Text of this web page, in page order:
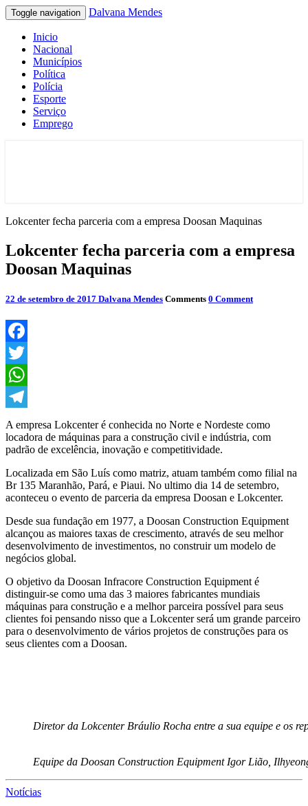
Toggle navigation Dalvana Mendes
Inicio
Nacional
Municípios
Política
Polícia
Esporte
Serviço
Emprego
Lokcenter fecha parceria com a empresa Doosan Maquinas
Lokcenter fecha parceria com a empresa
Doosan Maquinas
22 de setembro de 2017 Dalvana Mendes Comments 0 Comment
Facebook
Twitter
WhatsApp
Telegram
A empresa Lokcenter é conhecida no Norte e Nordeste como
locadora de máquinas para a construção civil e indústria, com
padrão de excelência, inovação e competitividade.
Localizada em São Luís como matriz, atuam também como filial na
Br 135 Maranhão, Pará, e Piaui. No ultimo dia 14 de setembro,
aconteceu o evento de parceria da empresa Doosan e Lokcenter.
Desde sua fundação em 1977, a Doosan Construction Equipment
alcançou as maiores taxas de crescimento, através de seu melhor
desenvolvimento de investimentos, no construir um modelo de
negócios global.
O objetivo da Doosan Infracore Construction Equipment é
distinguir-se como uma das 3 maiores fabricantes mundiais
máquinas para construção e a melhor parceira possível para seus
clientes foi pensando nisso que a Lokcenter será um grande parceiro
para o desenvolvimento de vários projetos de construções para os
seus clientes com a Doosan.
Diretor da Lokcenter Bráulio Rocha entre a sua equipe e os
Equipe da Doosan Construction Equipment Igor Lião,
Notícias